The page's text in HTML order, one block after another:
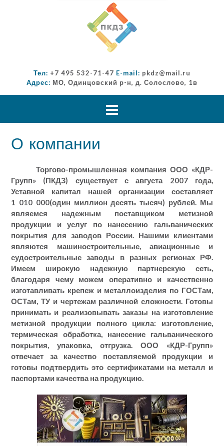
Тел: +7 495 532-71-47 E-mail: pkdz@mail.ru
Адрес: МО, Одинцовский р-н, д. Солослово, 1в
О компании
Торгово-промышленная компания ООО «КДР-
Групп» (ПКДЗ) существует с августа 2007 года,
Уставной капитал нашей организации составляет
1 010 000(один миллион десять тысяч) рублей. Мы
являемся надежным поставщиком метизной
продукции и услуг по нанесению гальванических
покрытия для заводов России. Нашими клиентами
являются машиностроительные, авиационные и
судостроительные заводы в разных регионах РФ.
Имеем широкую надежную партнерскую сеть,
благодаря чему можем оперативно и качественно
изготавливать крепеж и металлоизделия по ГОСТам,
ОСТам, ТУ и чертежам различной сложности. Готовы
принимать и реализовывать заказы на изготовление
метизной продукции полного цикла: изготовление,
термическая обработка, нанесение гальванического
покрытия, упаковка, отгрузка. ООО «КДР-Групп»
отвечает за качество поставляемой продукции и
готовы подтвердить это сертификатами на металл и
паспортами качества на продукцию.